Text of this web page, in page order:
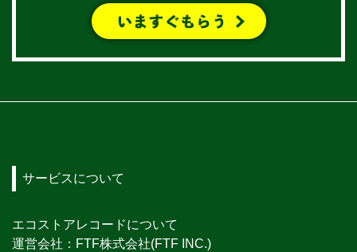
サービスについて
エコストアレコードについて
運営会社：FTF株式会社(FTF INC.)